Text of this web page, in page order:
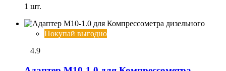
1 шт.
Покупай выгодно
4.9